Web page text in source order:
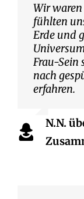
Wir
fühlten
Erde und
Frau-Sein
nach
erfahren.
N.N.